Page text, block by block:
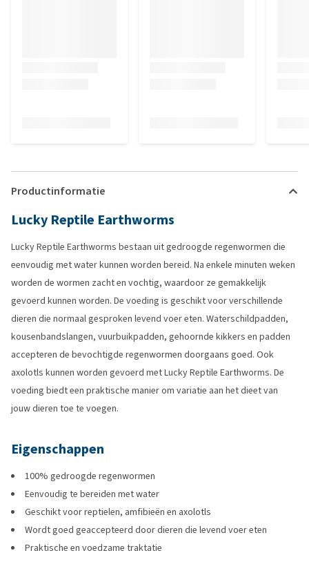
Productinformatie
Lucky Reptile Earthworms
Lucky Reptile Earthworms bestaan uit gedroogde regenwormen die
eenvoudig met water kunnen worden bereid. Na enkele minuten weken
worden de wormen zacht en vochtig, waardoor ze gemakkelijk
gevoerd kunnen worden. De voeding is geschikt voor verschillende
dieren die normaal gesproken levend voer eten. Waterschildpadden,
kousenbandslangen, vuurbuikpadden, gehoornde kikkers en padden
accepteren de bevochtigde regenwormen doorgaans goed. Ook
axolotls kunnen worden gevoerd met Lucky Reptile Earthworms. De
voeding biedt een praktische manier om variatie aan het dieet van
jouw dieren toe te voegen.
Eigenschappen
100% gedroogde regenwormen
Eenvoudig te bereiden met water
Geschikt voor reptielen, amfibieën en axolotls
Wordt goed geaccepteerd door dieren die levend voer eten
Praktische en voedzame traktatie